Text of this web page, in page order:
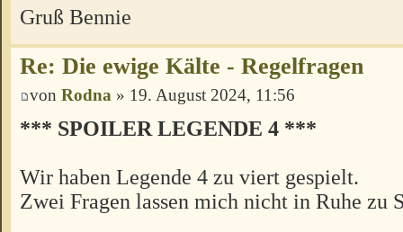
Gruß Bennie
Re: Die ewige Kälte - Regelfragen
von Rodna » 19. August 2024, 11:56
*** SPOILER LEGENDE 4 ***
Wir haben Legende 4 zu viert gespielt.
Zwei Fragen lassen mich nicht in Ruhe zu